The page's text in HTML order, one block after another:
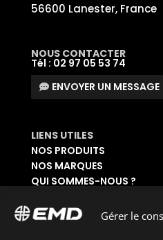
Gérer le
56600 Lanester, France
NOUS CONTACTER
Tél : 02 97 05 53 74
ENVOYER UN MESSAGE
LIENS UTILES
NOS PRODUITS
NOS MARQUES
QUI SOMMES-NOUS ?
SE